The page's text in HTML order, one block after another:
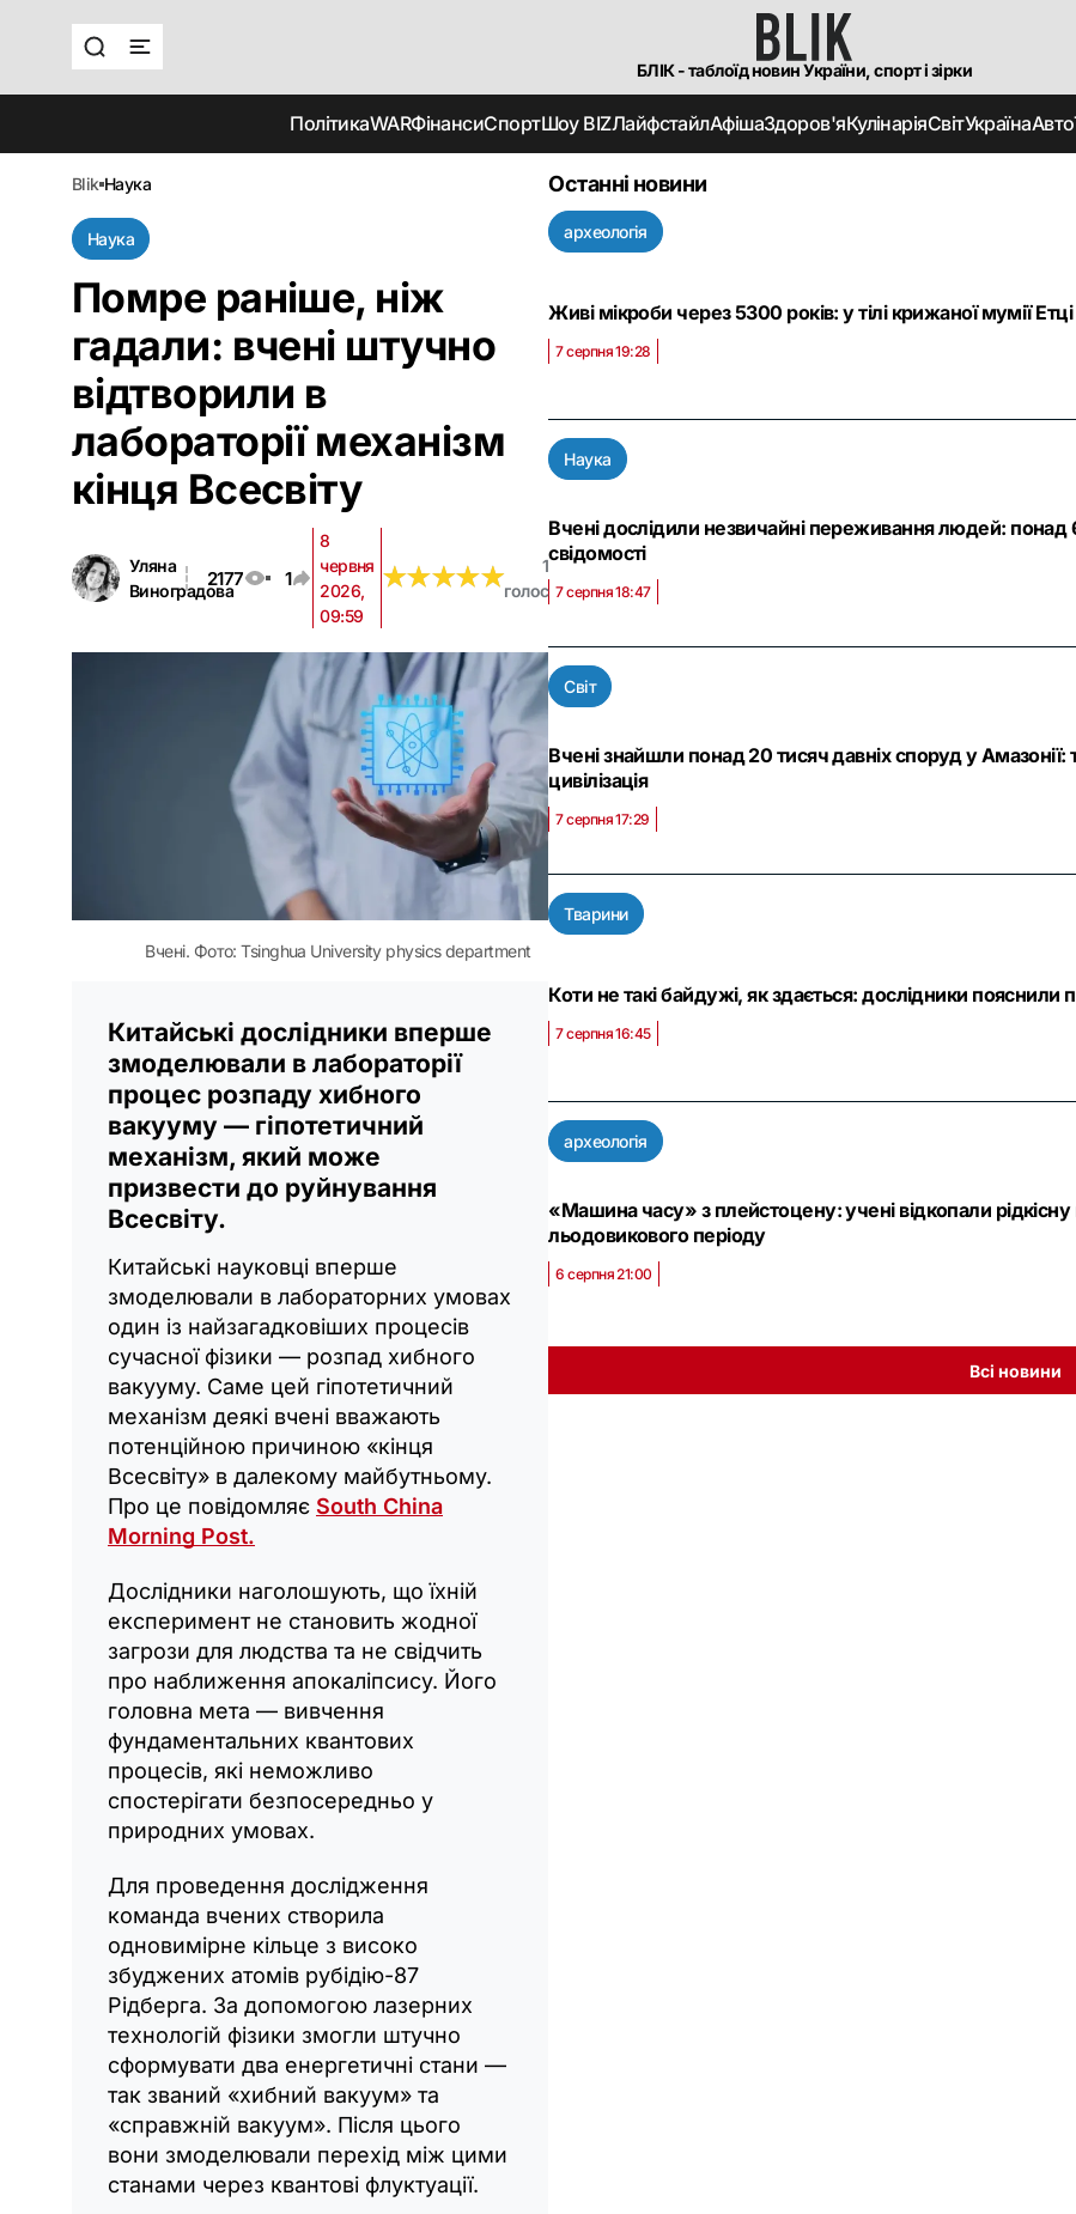
БЛІК - таблоїд новин України, спорт і зірки
ПолітикаWARФінансиСпортШоу BIZЛайфстайлАфішаЗдоров'яКулінаріяСвітУкраїнаАвто
blik наука
Наука
Помре раніше, ніж
гадали: вчені штучно
відтворили в
лабораторії механізм
кінця Всесвіту
Уляна
Виноградова
2177 1
8
червня
2026,
09:59
★★★★★
★★★★★
1
голос
Вчені. Фото: Tsinghua University physics department
Китайські дослідники вперше
змоделювали в лабораторії
процес розпаду хибного
вакууму — гіпотетичний
механізм, який може
призвести до руйнування
Всесвіту.
Китайські науковці вперше
змоделювали в лабораторних умовах
один із найзагадковіших процесів
сучасної фізики — розпад хибного
вакууму. Саме цей гіпотетичний
механізм деякі вчені вважають
потенційною причиною «кінця
Всесвіту» в далекому майбутньому.
Про це повідомляє South China
Morning Post.
Дослідники наголошують, що їхній
експеримент не становить жодної
загрози для людства та не свідчить
про наближення апокаліпсису. Його
головна мета — вивчення
фундаментальних квантових
процесів, які неможливо
спостерігати безпосередньо у
природних умовах.
Для проведення дослідження
команда вчених створила
одновимірне кільце з високо
збуджених атомів рубідію-87
Рідберга. За допомогою лазерних
технологій фізики змогли штучно
сформувати два енергетичні стани —
так званий «хибний вакуум» та
«справжній вакуум». Після цього
вони змоделювали перехід між цими
станами через квантові флуктуації.
Останні новини
археологія
Живі мікроби через 5300 років: у тілі крижаної мумії
7 серпня 19:28
Наука
Вчені дослідили незвичайні переживання людей:
свідомості
7 серпня 18:47
Світ
Вчені знайшли понад 20 тисяч давніх споруд у Амазонії:
цивілізація
7 серпня 17:29
Тварини
Коти не такі байдужі, як здається: дослідники пояснили
7 серпня 16:45
археологія
«Машина часу» з плейстоцену: учені відкопали
льодовикового періоду
6 серпня 21:00
Всі новини